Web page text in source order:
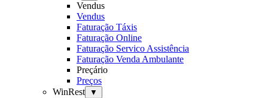
Vendus
Vendus
Faturação Táxis
Faturação Online
Faturação Servico Assistência
Faturação Venda Ambulante
Preçário
Preços
WinRest
▼